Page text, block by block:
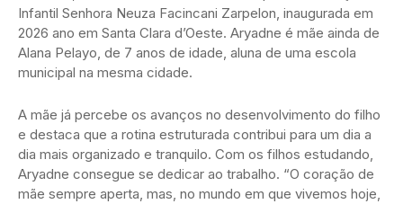
Infantil Senhora Neuza Facincani Zarpelon, inaugurada em
2026 ano em Santa Clara d’Oeste. Aryadne é mãe ainda de
Alana Pelayo, de 7 anos de idade, aluna de uma escola
municipal na mesma cidade.
A mãe já percebe os avanços no desenvolvimento do filho
e destaca que a rotina estruturada contribui para um dia a
dia mais organizado e tranquilo. Com os filhos estudando,
Aryadne consegue se dedicar ao trabalho. “O coração de
mãe sempre aperta, mas, no mundo em que vivemos hoje,